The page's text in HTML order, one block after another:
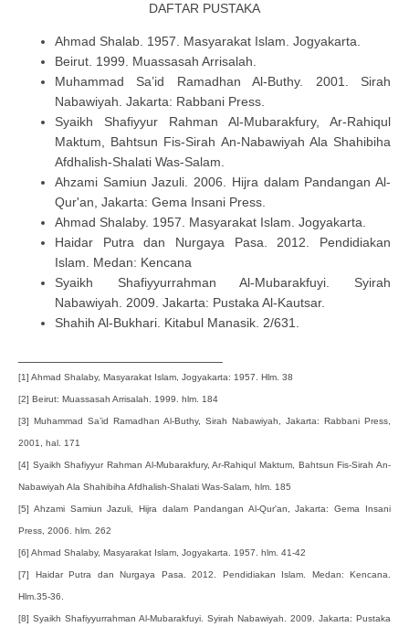
DAFTAR PUSTAKA
Ahmad Shalab. 1957. Masyarakat Islam. Jogyakarta.
Beirut. 1999. Muassasah Arrisalah.
Muhammad Sa’id Ramadhan Al-Buthy. 2001. Sirah
Nabawiyah. Jakarta: Rabbani Press.
Syaikh Shafiyyur Rahman Al-Mubarakfury, Ar-Rahiqul
Maktum, Bahtsun Fis-Sirah An-Nabawiyah Ala Shahibiha
Afdhalish-Shalati Was-Salam.
Ahzami Samiun Jazuli. 2006. Hijra dalam Pandangan Al-
Qur'an, Jakarta: Gema Insani Press.
Ahmad Shalaby. 1957. Masyarakat Islam. Jogyakarta.
Haidar Putra dan Nurgaya Pasa. 2012. Pendidiakan
Islam. Medan: Kencana
Syaikh Shafiyyurrahman Al-Mubarakfuyi. Syirah
Nabawiyah. 2009. Jakarta: Pustaka Al-Kautsar.
Shahih Al-Bukhari. Kitabul Manasik. 2/631.
[1] Ahmad Shalaby, Masyarakat Islam, Jogyakarta: 1957. Hlm. 38
[2] Beirut: Muassasah Arrisalah. 1999. hlm. 184
[3] Muhammad Sa’id Ramadhan Al-Buthy, Sirah Nabawiyah, Jakarta: Rabbani Press,
2001, hal. 171
[4] Syaikh Shafiyyur Rahman Al-Mubarakfury, Ar-Rahiqul Maktum, Bahtsun Fis-Sirah An-
Nabawiyah Ala Shahibiha Afdhalish-Shalati Was-Salam, hlm. 185
[5] Ahzami Samiun Jazuli, Hijra dalam Pandangan Al-Qur'an, Jakarta: Gema Insani
Press, 2006. hlm. 262
[6] Ahmad Shalaby, Masyarakat Islam, Jogyakarta. 1957. hlm. 41-42
[7] Haidar Putra dan Nurgaya Pasa. 2012. Pendidiakan Islam. Medan: Kencana.
Hlm.35-36.
[8] Syaikh Shafiyyurrahman Al-Mubarakfuyi. Syirah Nabawiyah. 2009. Jakarta: Pustaka